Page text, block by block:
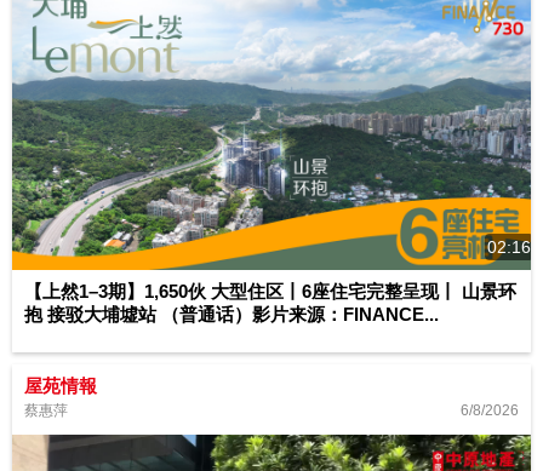
02:16
【上然1–3期】1,650伙 大型住区丨6座住宅完整呈现丨 山景环
抱 接驳大埔墟站 （普通话）影片来源：FINANCE...
屋苑情報
蔡惠萍 6/8/2026